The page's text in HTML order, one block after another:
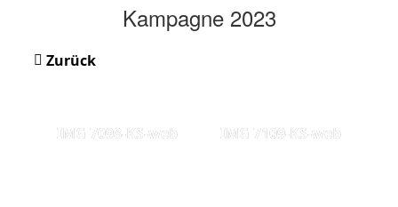
Kampagne 2023
Zurück
IMG 7098-KS-web IMG 7109-KS-web